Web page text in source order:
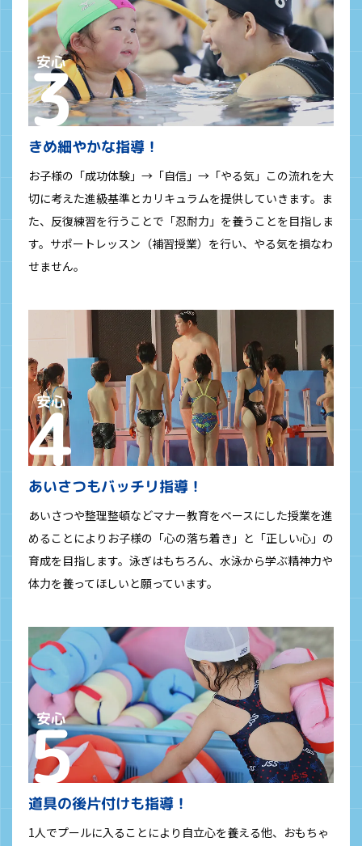
きめ細やかな指導！
お子様の「成功体験」→「自信」→「やる気」この流れを大
切に考えた進級基準とカリキュラムを提供していきます。ま
た、反復練習を行うことで「忍耐力」を養うことを目指しま
す。サポートレッスン（補習授業）を行い、やる気を損なわ
せません。
あいさつもバッチリ指導！
あいさつや整理整頓などマナー教育をベースにした授業を進
めることによりお子様の「心の落ち着き」と「正しい心」の
育成を目指します。泳ぎはもちろん、水泳から学ぶ精神力や
体力を養ってほしいと願っています。
道具の後片付けも指導！
1人でプールに入ることにより自立心を養える他、おもちゃ